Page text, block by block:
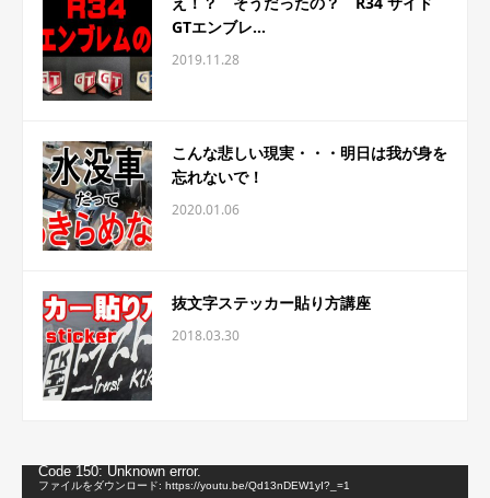
GTエンブレ...
2019.11.28
こんな悲しい現実・・・明日は我が身を
忘れないで！
2020.01.06
抜文字ステッカー貼り方講座
2018.03.30
動Code 150: Unknown error.
ファイルをダウンロード: https://youtu.be/Qd13nDEW1yI?_=1